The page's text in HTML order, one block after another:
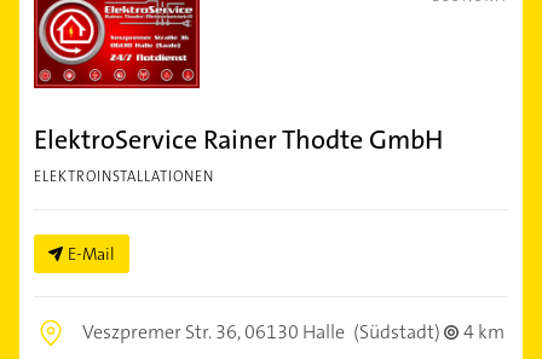
ElektroService Rainer Thodte GmbH
ELEKTROINSTALLATIONEN
E-Mail
Veszpremer Str. 36,06130 Halle (Südstadt)
4 km